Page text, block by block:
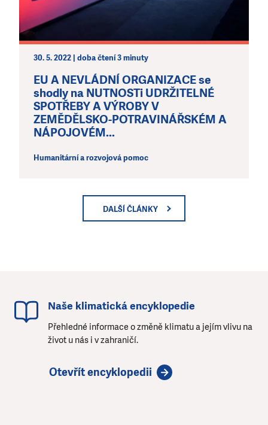
30. 5. 2022 | doba čtení 3 minuty
EU A NEVLÁDNÍ ORGANIZACE se
shodly na NUTNOSTi UDRŽITELNÉ
SPOTŘEBY A VÝROBY V
ZEMĚDĚLSKO-POTRAVINÁŘSKÉM A
NÁPOJOVÉM...
Humanitární a rozvojová pomoc
DALŠÍ ČLÁNKY
Naše klimatická encyklopedie
Přehledné informace o změně klimatu a jejím vlivu na
život u nás i v zahraničí.
Otevřít encyklopedii